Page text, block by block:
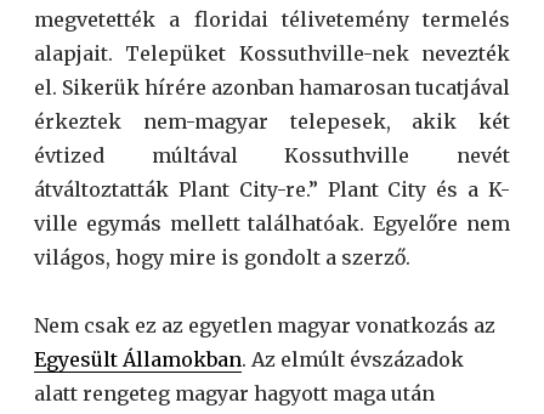
megvetették a floridai télivetemény termelés
alapjait. Telepüket Kossuthville-nek nevezték
el. Sikerük hírére azonban hamarosan tucatjával
érkeztek nem-magyar telepesek, akik két
évtized múltával Kossuthville nevét
átváltoztatták Plant City-re.” Plant City és a K-
ville egymás mellett találhatóak. Egyelőre nem
világos, hogy mire is gondolt a szerző.
Nem csak ez az egyetlen magyar vonatkozás az
Egyesült Államokban. Az elmúlt évszázadok
alatt rengeteg magyar hagyott maga után